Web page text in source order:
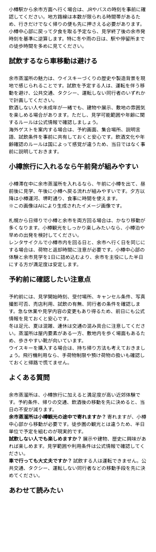
小樽駅から余市方面へ行く場合は、JRやバスの時刻を事前に確
認してください。地方路線は本数が限られる時間帯があるた
め、行きだけでなく帰りの便も先に押さえる必要があります。
小樽中心部に戻って夕食を取る予定なら、見学終了後の余市発
時刻を基準に逆算します。特に冬や雨の日は、駅や停留所まで
の徒歩時間を多めに見てください。
試飲するなら車移動は避ける
余市蒸溜所の魅力は、ウイスキーづくりの歴史や製造背景を現
地で感じられることです。試飲を予定する人は、運転を伴う移
動を避け、公共交通、タクシー、運転しない同行者のいずれか
で計画してください。
飲酒しない人や未成年が一緒でも、建物や展示、敷地の雰囲気
を楽しめる場合があります。ただし、見学可能範囲や年齢に関
するルールは公式情報で確認しましょう。
海外ゲストを案内する場合は、予約画面、集合場所、説明言
語、試飲条件を事前に共有しておくと安心です。飲酒文化や年
齢確認のルールは国によって感覚が違うため、当日ではなく事
前に説明しておきます。
小樽旅行に入れるなら午前発が組みやすい
小樽滞在中に余市蒸溜所を入れるなら、午前に小樽を出て、昼
前後に見学、午後に小樽へ戻る流れが組みやすいです。夕方以
降は小樽運河、堺町通り、食事に時間を使えます。
※この画像はAIにより生成されたイメージ画像です。
札幌から日帰りで小樽と余市を両方回る場合は、かなり移動が
多くなります。小樽観光をしっかり楽しみたいなら、小樽泊や
早めの出発を検討してください。
レンタサイクルで小樽市内を回る日と、余市へ行く日を同じに
する場合は、荷物と返却時間に注意が必要です。小樽中心部の
体験と余市見学を1日に詰め込むより、余市を主役にした半日
にする方が満足度は安定します。
予約前に確認したい注意点
予約前には、見学開始時刻、受付場所、キャンセル条件、写真
撮影可否、売店利用、試飲の有無、同行者の条件を確認しま
す。急な休業や見学内容の変更もあり得るため、前日にも公式
情報を見ておくと安心です。
冬は足元、夏は混雑、連休は交通の混み具合に注意してくださ
い。蒸溜所は屋内要素がある一方、敷地内を歩く場面もあるた
め、歩きやすい靴が向いています。
ウイスキーを購入する場合は、持ち帰り方法も考えておきまし
ょう。飛行機利用なら、手荷物制限や預け荷物の扱いも確認し
ておくと帰路で慌てません。
よくある質問
余市蒸溜所は、小樽旅行に加えると満足度が高い近郊体験で
す。予約条件、帰りの交通、飲酒後の移動を先に決めると、当
日の不安が減ります。
余市蒸溜所は小樽観光の途中で寄れますか？ 寄れますが、小樽
中心部から移動が必要です。徒歩圏の観光とは違うため、半日
単位で予定を組むのが現実的です。
試飲しない人でも楽しめますか？ 展示や建物、歴史に興味があ
れば楽しめます。見学範囲や利用条件は公式情報で確認してく
ださい。
車で行っても大丈夫ですか？ 試飲する人は運転できません。公
共交通、タクシー、運転しない同行者などの移動手段を先に決
めてください。
あわせて読みたい